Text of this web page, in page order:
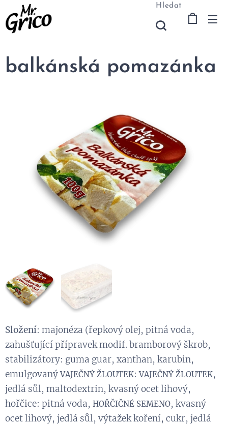
Hledat
balkánská pomazánka
Složení: majonéza (řepkový olej, pitná voda,
zahušťující přípravek modif. bramborový škrob,
stabilizátory: guma guar, xanthan, karubin,
emulgovanýVAJEČNÝ ŽLOUTEK:VAJEČNÝ ŽLOUTEK,
jedlá sůl, maltodextrin, kvasný ocet lihový,
hořčice: pitná voda, HOŘČIČNÉ SEMENO, kvasný
ocet lihový, jedlá sůl, výtažek koření, cukr, jedlá